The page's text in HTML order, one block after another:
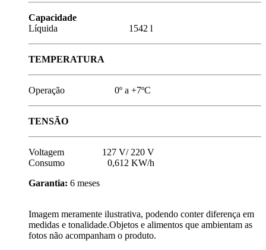
Capacidade
Líquida 1542 l
TEMPERATURA
Operação 0º a +7ºC
TENSÃO
Voltagem 127 V/ 220 V
Consumo 0,612 KW/h
Garantia: 6 meses
Imagem meramente ilustrativa, podendo conter diferença em
medidas e tonalidade.Objetos e alimentos que ambientam as
fotos não acompanham o produto.